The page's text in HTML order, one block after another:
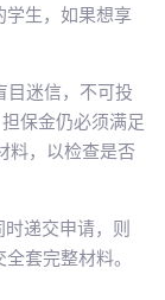
学生，如果想享
目迷信，不可投
保金仍必须满足
料，以检查是否
递交申请，则
套完整材料。